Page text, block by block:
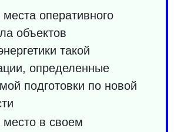
оперативного
объектов
такой
определенные
подготовки по новой
место в своем